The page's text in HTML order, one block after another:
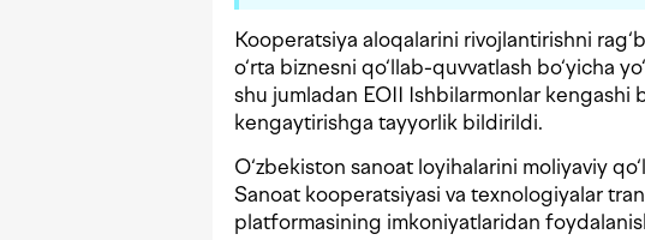
Kooperatsiya aloqalarini rivojlantirishni
o‘rta biznesni qo‘llab-quvvatlash bo‘yicha
shu jumladan EOII Ishbilarmonlar kengashi
kengaytirishga tayyorlik bildirildi.
O‘zbekiston sanoat loyihalarini moliyaviy
Sanoat kooperatsiyasi va texnologiyalar
platformasining imkoniyatlaridan